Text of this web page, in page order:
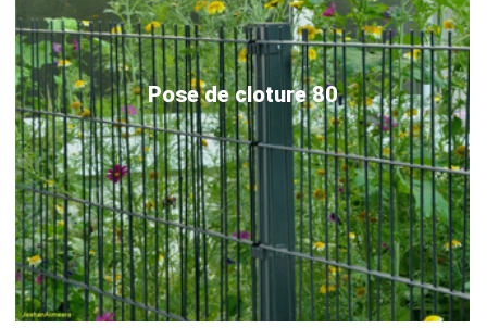
Pose de cloture 80